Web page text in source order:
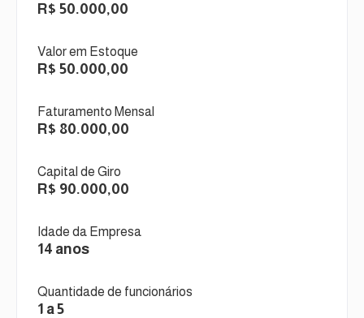
R$ 50.000,00
Valor em Estoque
R$ 50.000,00
Faturamento Mensal
R$ 80.000,00
Capital de Giro
R$ 90.000,00
Idade da Empresa
14 anos
Quantidade de funcionários
1 a 5